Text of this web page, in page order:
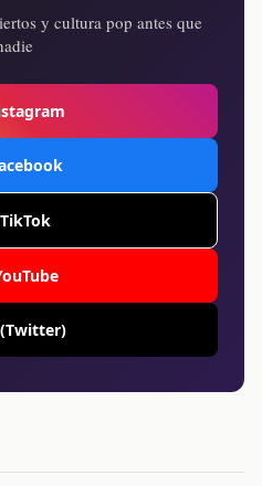
y cultura pop antes que
TikTok